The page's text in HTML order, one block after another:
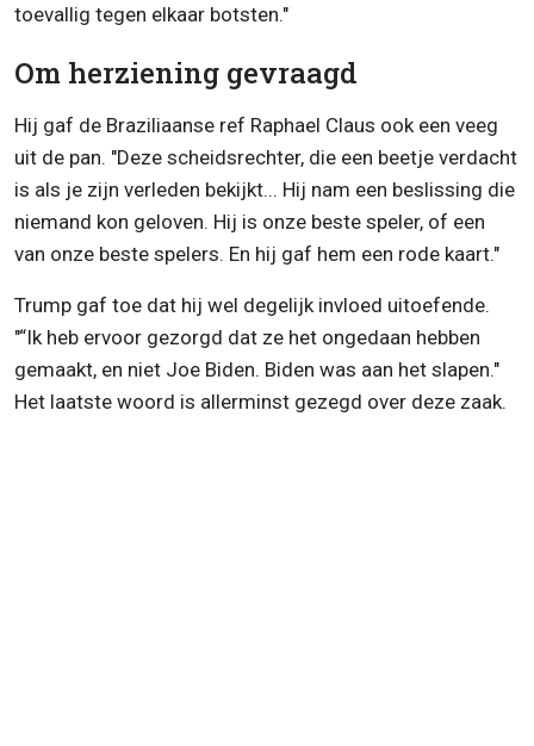
toevallig tegen elkaar botsten."
Om herziening gevraagd
Hij gaf de Braziliaanse ref Raphael Claus ook een veeg
uit de pan. "Deze scheidsrechter, die een beetje verdacht
is als je zijn verleden bekijkt... Hij nam een beslissing die
niemand kon geloven. Hij is onze beste speler, of een
van onze beste spelers. En hij gaf hem een rode kaart."
Trump gaf toe dat hij wel degelijk invloed uitoefende.
"“Ik heb ervoor gezorgd dat ze het ongedaan hebben
gemaakt, en niet Joe Biden. Biden was aan het slapen."
Het laatste woord is allerminst gezegd over deze zaak.